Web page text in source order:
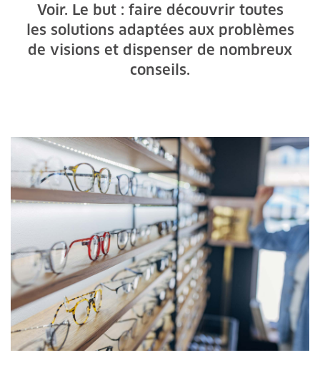
Voir. Le but : faire découvrir toutes
les solutions adaptées aux problèmes
de visions et dispenser de nombreux
conseils.